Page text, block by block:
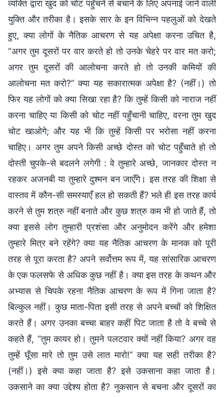
व्यक्ति द्वारा खुद को चोट पहुँचने से बचाने के लिए अपनाई जाने वाली
युक्ति और तरीका है। इसके सार के इन विभिन्न पहलुओं को देखते
हुए, क्या लोगों के नैतिक आचरण से यह अपेक्षा करना उचित है,
“अगर तुम दूसरों पर वार करते हो तो उनके चेहरे पर वार मत करो;
अगर तुम दूसरों की आलोचना करते हो तो उनकी कमियों की
आलोचना मत करो?” क्या यह सकारात्मक अपेक्षा है? (नहीं।) तो
फिर यह लोगों को क्या सिखा रहा है? कि तुम्हें किसी को नाराज नहीं
करना चाहिए या किसी को चोट नहीं पहुँचानी चाहिए, वरना तुम खुद
चोट खाओगे; और यह भी कि तुम्हें किसी पर भरोसा नहीं करना
चाहिए। अगर तुम अपने किसी अच्छे दोस्त को चोट पहुँचाते हो तो
दोस्ती चुपके-से बदलने लगेगी : वे तुम्हारे अच्छे, जानकार दोस्त न
रहकर अजनबी या तुम्हारे दुश्मन बन जाएँगे। इस तरह की शिक्षा से
वास्तव में कौन-सी समस्याएँ हल हो सकती हैं? भले ही इस तरह कार्य
करने से तुम शत्रु नहीं बनाते और कुछ शत्रु कम भी हो जाते हैं, तो
क्या इससे लोग तुम्हारी प्रशंसा और अनुमोदन करेंगे और हमेशा
तुम्हारे मित्र बने रहेंगे? क्या यह नैतिक आचरण के मानक को पूरी
तरह से पूरा करता है? अपने सर्वोत्तम रूप में, यह सांसारिक आचरण
के एक फलसफे से अधिक कुछ नहीं है। क्या इस तरह के कथन और
अभ्यास से चिपके रहना नैतिक आचरण के रूप में गिना जाता है?
बिल्कुल नहीं। कुछ माता-पिता इसी तरह से अपने बच्चों को शिक्षित
करते हैं। अगर उनका बच्चा बाहर कहीं पिट जाता है तो वे बच्चे से
कहते हैं, “तुम कायर हो। तुमने पलटवार क्यों नहीं किया? अगर वह
तुम्हें घूँसा मारे तो तुम उसे लात मारो!” क्या यह सही तरीका है?
(नहीं।) इसे क्या कहा जाता है? इसे उकसाना कहा जाता है।
उकसाने का क्या उद्देश्य होता है? नुकसान से बचना और दूसरों का